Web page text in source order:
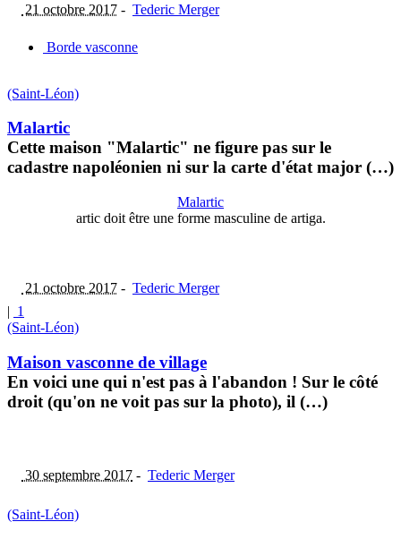
21 octobre 2017 - Tederic Merger
Borde vasconne
(Saint-Léon)
Malartic
Cette maison "Malartic" ne figure pas sur le
cadastre napoléonien ni sur la carte d'état major (…)
Malartic
artic doit être une forme masculine de artiga.
21 octobre 2017 - Tederic Merger
| 1
(Saint-Léon)
Maison vasconne de village
En voici une qui n'est pas à l'abandon ! Sur le côté
droit (qu'on ne voit pas sur la photo), il (…)
30 septembre 2017 - Tederic Merger
(Saint-Léon)